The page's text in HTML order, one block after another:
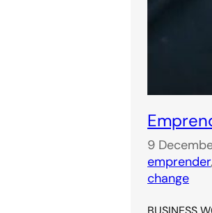
9
emprender,
change